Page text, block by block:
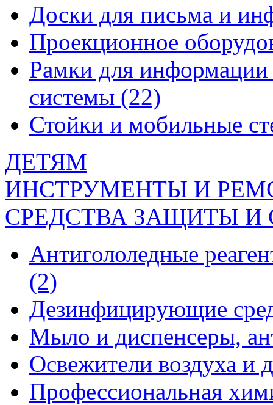
Доски для письма и
Проекционное
Рамки для
системы (22)
Стойки и мобильные
ДЕТЯМ
ИНСТРУМЕНТЫ И
СРЕДСТВА ЗАЩИТЫ
Антигололедные
(2)
Дезинфицирующие
Мыло и диспенсеры,
Освежители воздуха и
Профессиональная